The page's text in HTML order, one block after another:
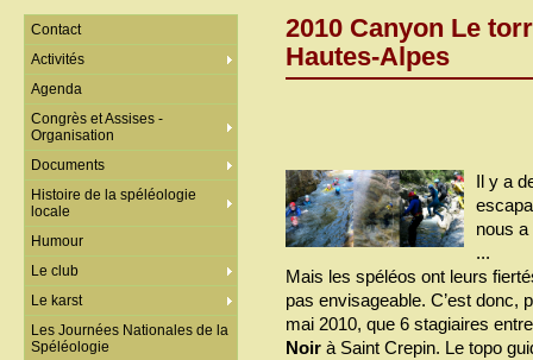
2010 Canyon Le
Hautes-Alpes
Il y a
nous
...
Mais les spéléos ont leurs
pas envisageable. C’est donc,
mai 2010, que 6 stagiaires
Noir à Saint Crepin. Le topo
Contact
Activités
Agenda
Congrès et Assises -
Organisation
Documents
Histoire de la spéléologie
locale
Humour
Le club
Le karst
Les Journées Nationales de la
Spéléologie